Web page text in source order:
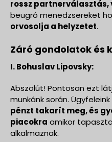
rossz
beugró menedzsereket
orvosolja a helyzetet.
Záró gondolatok és
I. Bohuslav Lipovsky:
Abszolút! Pontosan ezt
munkánk során. Ügyfeleink
pénzt takarít meg, és
piacokra amikor
alkalmaznak.